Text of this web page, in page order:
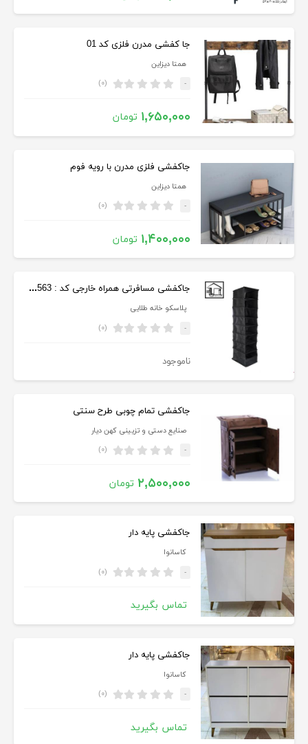
جا کفشی مدرن فلزی کد 01
همتا دیزاین
- (۰)
۱,۶۵۰,۰۰۰ تومان
جاکفشی فلزی مدرن با رویه فوم
همتا دیزاین
- (۰)
۱,۴۰۰,۰۰۰ تومان
جاکفشی مسافرتی همراه خارجی کد : 500563
پلاسکو خانه طلایی
- (۰)
ناموجود
جاکفشی تمام چوبی طرح سنتی
صنایع دستی و تزیینی کهن دیار
- (۰)
۲,۵۰۰,۰۰۰ تومان
جاکفشی پایه دار
کاسانوا
- (۰)
تماس بگیرید
جاکفشی پایه دار
کاسانوا
- (۰)
تماس بگیرید